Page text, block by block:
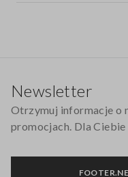
Newsletter
Otrzymuj informacje o
promocjach. Dla Ciebie